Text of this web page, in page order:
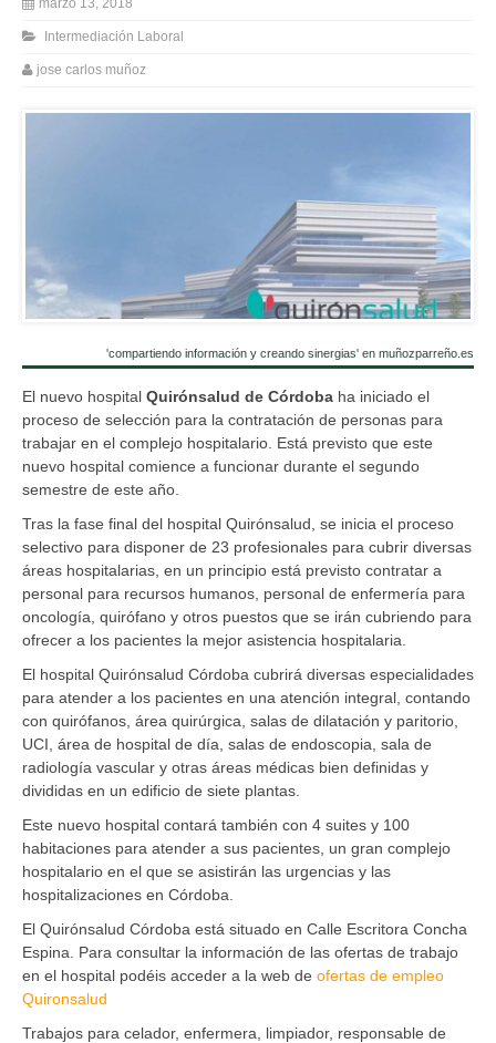
Intermediación Laboral
jose carlos muñoz
'compartiendo información y creando sinergias' en muñozparreño.es
El nuevo hospital Quirónsalud de Córdoba ha iniciado el
proceso de selección para la contratación de personas para
trabajar en el complejo hospitalario. Está previsto que este
nuevo hospital comience a funcionar durante el segundo
semestre de este año.
Tras la fase final del hospital Quirónsalud, se inicia el proceso
selectivo para disponer de 23 profesionales para cubrir diversas
áreas hospitalarias, en un principio está previsto contratar a
personal para recursos humanos, personal de enfermería para
oncología, quirófano y otros puestos que se irán cubriendo para
ofrecer a los pacientes la mejor asistencia hospitalaria.
El hospital Quirónsalud Córdoba cubrirá diversas especialidades
para atender a los pacientes en una atención integral, contando
con quirófanos, área quirúrgica, salas de dilatación y paritorio,
UCI, área de hospital de día, salas de endoscopia, sala de
radiología vascular y otras áreas médicas bien definidas y
divididas en un edificio de siete plantas.
Este nuevo hospital contará también con 4 suites y 100
habitaciones para atender a sus pacientes, un gran complejo
hospitalario en el que se asistirán las urgencias y las
hospitalizaciones en Córdoba.
El Quirónsalud Córdoba está situado en Calle Escritora Concha
Espina. Para consultar la información de las ofertas de trabajo
en el hospital podéis acceder a la web de ofertas de empleo
Quironsalud
Trabajos para celador, enfermera, limpiador, responsable de